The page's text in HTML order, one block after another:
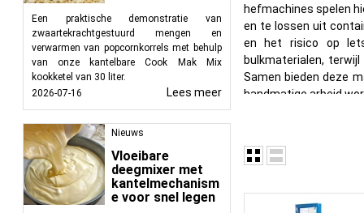
Een praktische demonstratie van
zwaartekrachtgestuurd mengen en
verwarmen van popcornkorrels met behulp
van onze kantelbare Cook Mak Mix
kookketel van 30 liter.
2026-07-16
Lees meer
Nieuws
Vloeibare
deegmixer met
kantelmechanism
e voor snel legen
hefmachines spelen
en te lossen uit
en het risico op
bulkmaterialen,
Samen bieden deze
handmatige arbeid
Dumpers en
uit te voeren:
Dumpen: